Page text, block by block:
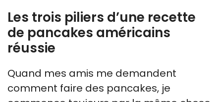
Les trois piliers d’une recette
de pancakes américains
réussie
Quand mes amis me demandent
comment faire des pancakes, je